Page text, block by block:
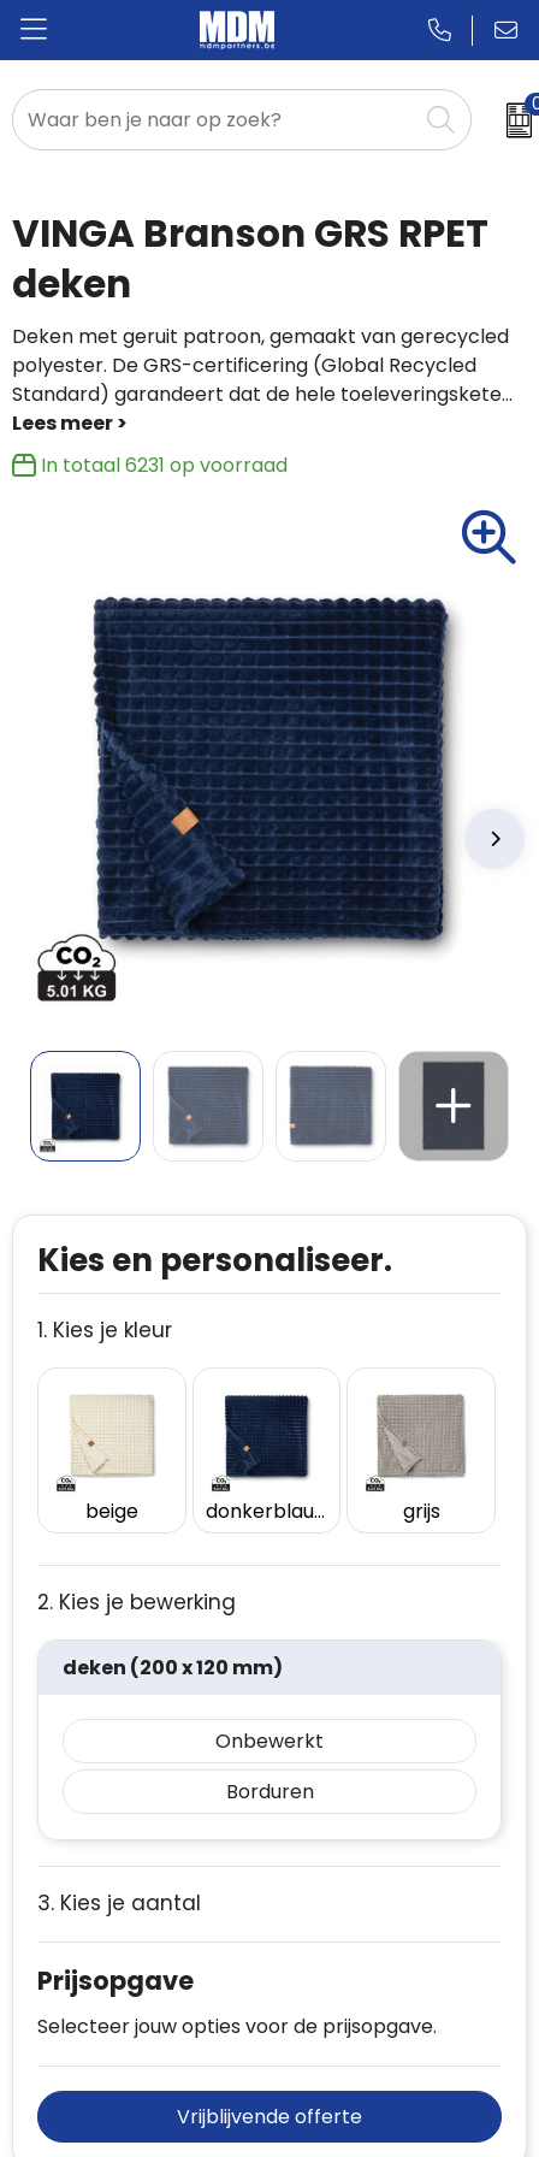
Relatiegeschenken
Promotietextiel
Sportkleding
VINGA Branson GRS RPET
deken
Deken met geruit patroon, gemaakt van gerecycled
polyester. De GRS-certificering (Global Recycled
Standard) garandeert dat de hele toeleveringskete...
In totaal6231 op voorraad
Kies en personaliseer.
1. Kies je kleur
beige donkerblauw grijs
2. Kies je bewerking
deken (200 x 120 mm)
Onbewerkt
Borduren
3. Kies je aantal
Prijsopgave
Selecteer jouw opties voor de prijsopgave.
Vrijblijvende offerte